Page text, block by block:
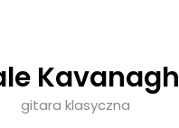
Kavanagh
gitara klasyczna